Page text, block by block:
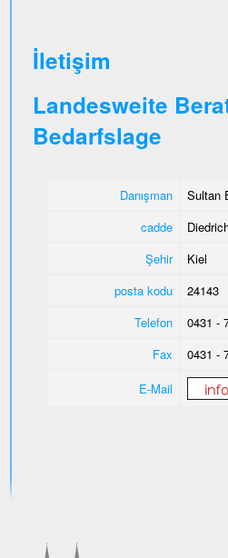
İletişim
Landesweite
Bedarfslage
Danışman
Sultan
cadde
Şehir
Kiel
posta kodu
24143
Telefon
0431 -
Fax
0431 -
E-Mail